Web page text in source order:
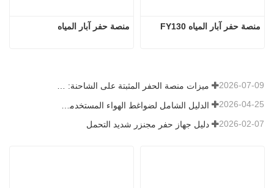
منصة حفر آبار المياه منصة حفر آبار المياه FY130
ميزات منصة الحفر المثبتة على الشاحنة: دليل شامل لعام 2026 2026-07-09
2026-04-25
دليل جهاز حفر مجنزر شديد التحمل 2026-02-07